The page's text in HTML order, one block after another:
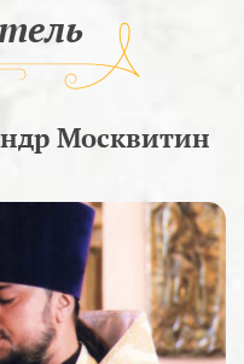
Москвитин